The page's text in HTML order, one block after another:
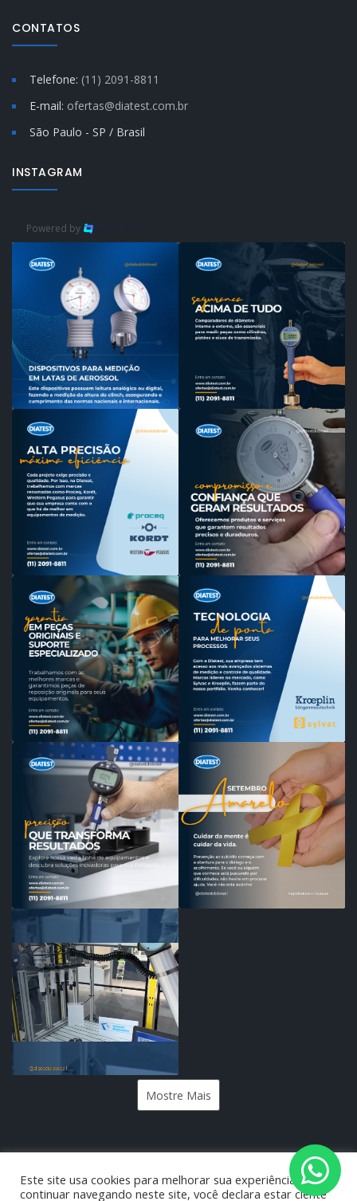
CONTATOS
Telefone: (11) 2091-8811
E-mail: ofertas@diatest.com.br
São Paulo - SP / Brasil
INSTAGRAM
Powered by
Mostre Mais
Este site usa cookies para melhorar sua experiência e ao
continuar navegando neste site, você declara estar ciente